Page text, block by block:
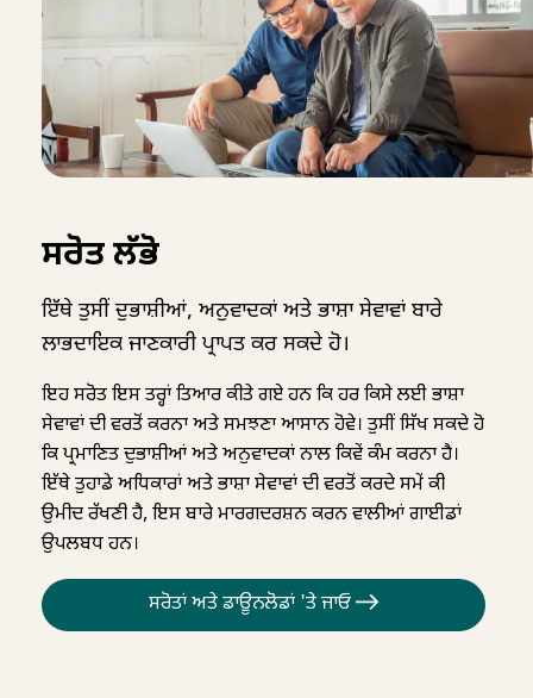
ਸਰੋਤ ਲੱਭੋ
ਇੱਥੇ ਤੁਸੀਂ ਦੁਭਾਸ਼ੀਆਂ, ਅਨੁਵਾਦਕਾਂ ਅਤੇ ਭਾਸ਼ਾ ਸੇਵਾਵਾਂ ਬਾਰੇ
ਲਾਭਦਾਇਕ ਜਾਣਕਾਰੀ ਪ੍ਰਾਪਤ ਕਰ ਸਕਦੇ ਹੋ।
ਇਹ ਸਰੋਤ ਇਸ ਤਰ੍ਹਾਂ ਤਿਆਰ ਕੀਤੇ ਗਏ ਹਨ ਕਿ ਹਰ ਕਿਸੇ ਲਈ ਭਾਸ਼ਾ
ਸੇਵਾਵਾਂ ਦੀ ਵਰਤੋਂ ਕਰਨਾ ਅਤੇ ਸਮਝਣਾ ਆਸਾਨ ਹੋਵੇ। ਤੁਸੀਂ ਸਿੱਖ ਸਕਦੇ ਹੋ
ਕਿ ਪ੍ਰਮਾਣਿਤ ਦੁਭਾਸ਼ੀਆਂ ਅਤੇ ਅਨੁਵਾਦਕਾਂ ਨਾਲ ਕਿਵੇਂ ਕੰਮ ਕਰਨਾ ਹੈ।
ਇੱਥੇ ਤੁਹਾਡੇ ਅਧਿਕਾਰਾਂ ਅਤੇ ਭਾਸ਼ਾ ਸੇਵਾਵਾਂ ਦੀ ਵਰਤੋਂ ਕਰਦੇ ਸਮੇਂ ਕੀ
ਉਮੀਦ ਰੱਖਣੀ ਹੈ, ਇਸ ਬਾਰੇ ਮਾਰਗਦਰਸ਼ਨ ਕਰਨ ਵਾਲੀਆਂ ਗਾਈਡਾਂ
ਉਪਲਬਧ ਹਨ।
ਸਰੋਤਾਂ ਅਤੇ ਡਾਊਨਲੋਡਾਂ 'ਤੇ ਜਾਓ